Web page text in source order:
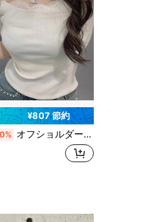
¥807 節約
オフショルダー ニットキャミソール レディース 2026夏新作 メッシュ クロップド フレンチ ストリート 小柄向け トップス 大人かわいい